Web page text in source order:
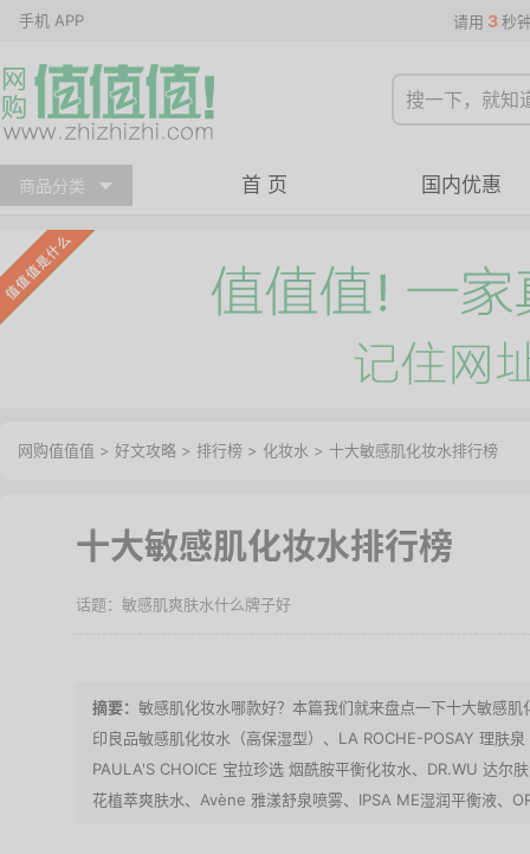
手机 APP 请用 3 秒
商品分类 首 页 国内优惠
网购值值值 > 好文攻略 > 排行榜 > 化妆水 > 十大敏感肌化妆水排行榜
十大敏感肌化妆水排行榜
敏感肌爽肤水什么牌子好
敏感肌化妆水哪款好？本篇我们就来盘点一下十大敏感
印良品敏感肌化妆水（高保湿型）、LA ROCHE-POSAY 理肤
PAULA'S CHOICE 宝拉珍选 烟酰胺平衡化妆水、DR.WU 达尔
花植萃爽肤水、Avène 雅漾舒泉喷雾、IPSA ME湿润平衡液、